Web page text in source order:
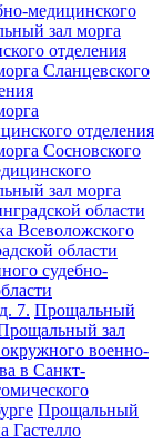
медицинского
зал морга
отделения
Сланцевского
отделения
Сосновского
зал морга
области
Всеволожского
области
судебно-
7. Прощальный
зал
военно-
в Санкт-
Прощальный
Гастелло